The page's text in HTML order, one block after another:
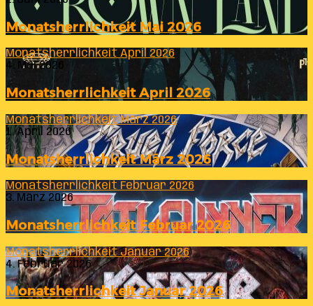
Monatsherrlichkeit Mai 2026
Monatsherrlichkeit April 2026
4. Mai 2026
Monatsherrlichkeit April 2026
Monatsherrlichkeit März 2026
1. April 2026
Monatsherrlichkeit März 2026
Monatsherrlichkeit Februar 2026
3. März 2026
Monatsherrlichkeit Februar 2026
Monatsherrlichkeit Januar 2026
4. Februar 2026
Monatsherrlichkeit Januar 2026